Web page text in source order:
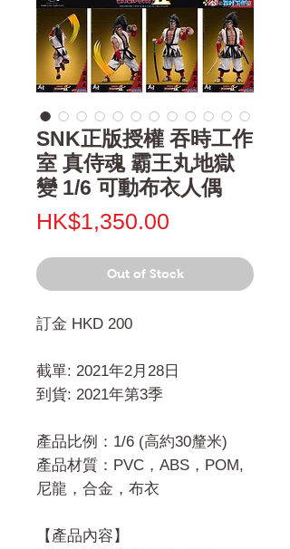
SNK正版授權 吞時工作
室 真侍魂 霸王丸地獄
變 1/6 可動布衣人偶
HK$1,350.00
Out of Stock
訂金 HKD 200
截單: 2021年2月28日
到貨: 2021年第3季
產品比例：1/6 (高約30釐米)
產品材質：PVC，ABS，POM,
尼龍，合金，布衣
【產品內容】